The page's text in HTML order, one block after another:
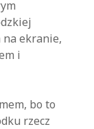
ekranie,
i
bo to
rzecz